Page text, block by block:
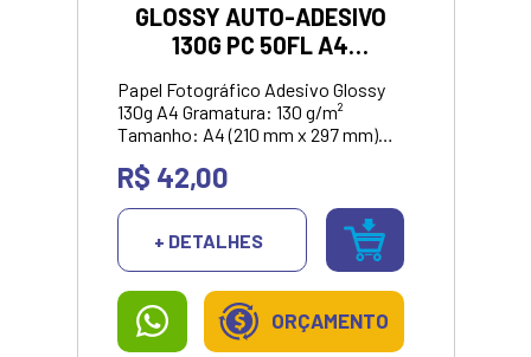
GLOSSY AUTO-ADESIVO
130G PC 50FL A4
Papel Fotográfico Adesivo Glossy
130g A4 Gramatura: 130 g/m²
Tamanho: A4 (210 mm x 297 mm)
Branco Quantidade: 50 folhas (1
Novo e Lacrado Marca: Masterprint
<br> <strong>VALOR SOMENTE NO
PIX/DINHEIRO</strong>
R$ 42,00
+ DETALHES
ORÇAMENTO